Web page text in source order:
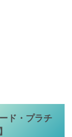
ド・プラチ
】